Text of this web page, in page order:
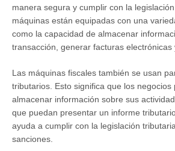
manera segura y cumplir con la
máquinas están equipadas con una
como la capacidad de almacenar
transacción, generar facturas electrónicas
Las máquinas fiscales también se usan
tributarios. Esto significa que los negocios
almacenar información sobre sus
que puedan presentar un informe
ayuda a cumplir con la legislación
sanciones.